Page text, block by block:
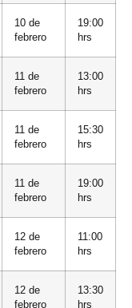
10 de
febrero
19:00
hrs
11 de
febrero
13:00
hrs
11 de
febrero
15:30
hrs
11 de
febrero
19:00
hrs
12 de
febrero
11:00
hrs
12 de
febrero
13:30
hrs